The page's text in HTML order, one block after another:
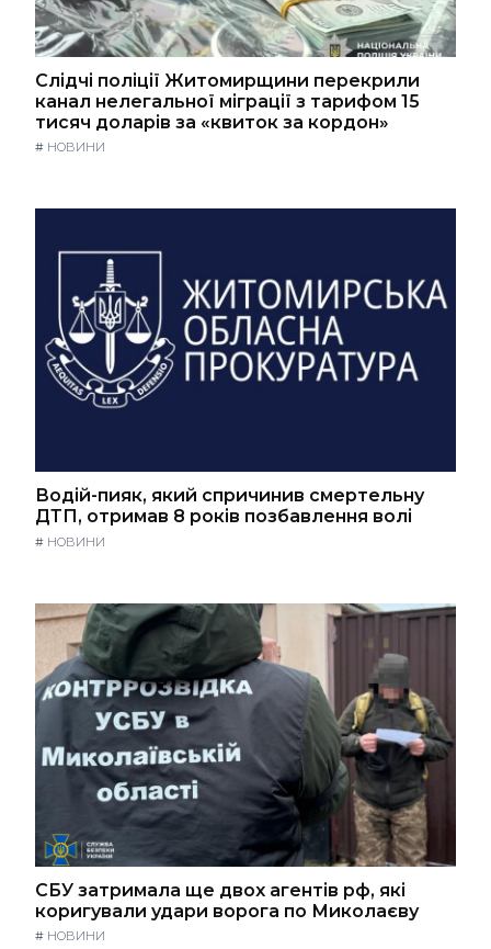
Слідчі поліції Житомирщини перекрили
канал нелегальної міграції з тарифом 15
тисяч доларів за «квиток за кордон»
# НОВИНИ
Водій-пияк, який спричинив смертельну
ДТП, отримав 8 років позбавлення волі
# НОВИНИ
СБУ затримала ще двох агентів рф, які
коригували удари ворога по Миколаєву
# НОВИНИ